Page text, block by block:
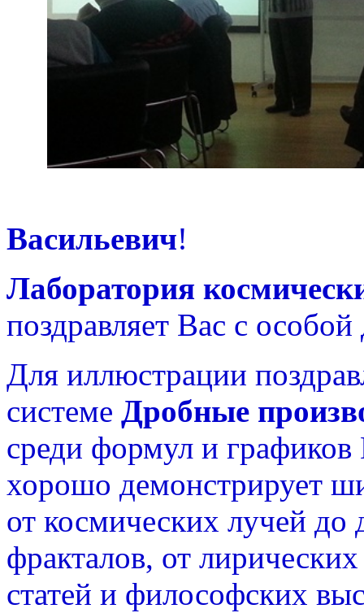
Васильевич!
Лаборатория
поздравляет Вас с
Для иллюстрации
системе Дробные
среди формул и
хорошо демонстрирует
от космических лучей
фракталов, от
статей и философских